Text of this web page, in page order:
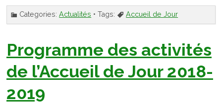
Categories:Actualités • Tags: Accueil de Jour
Programme des activités
de l’Accueil de Jour 2018-
2019